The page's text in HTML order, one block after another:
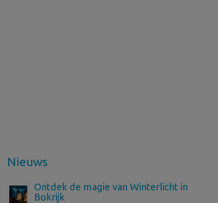
Nieuws
Ontdek de magie van Winterlicht in
Bokrijk